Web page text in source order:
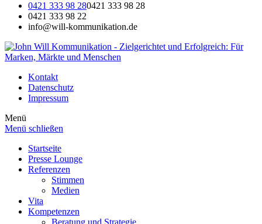
0421 333 98 280421 333 98 28
0421 333 98 22
info@will-kommunikation.de
Kontakt
Datenschutz
Impressum
Menü
Menü schließen
Startseite
Presse Lounge
Referenzen
Stimmen
Medien
Vita
Kompetenzen
Beratung und Strategie